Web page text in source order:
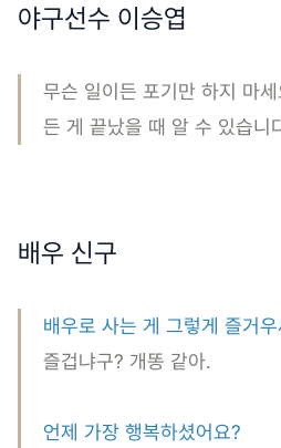
야구선수 이승엽
무슨 일이든 포기만 하지 마
든 게 끝났을 때 알 수 있습니
배우 신구
배우로 사는 게 그렇게 즐거
즐겁냐구? 개똥 같아.
언제 가장 행복하셨어요?